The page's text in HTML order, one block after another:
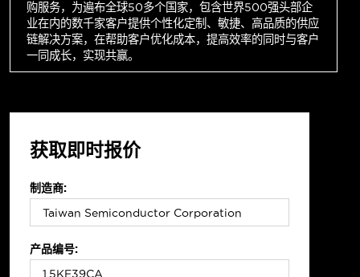
购服务，为遍布全球50多个国家，包含世界500强头部企
业在内的数千家客户提供个性化定制、敏捷、高品质的供应
链解决方案，在帮助客户优化成本，提高效率的同时与客户
一同成长，实现共赢。
获取即时报价
制造商:
产品编号: